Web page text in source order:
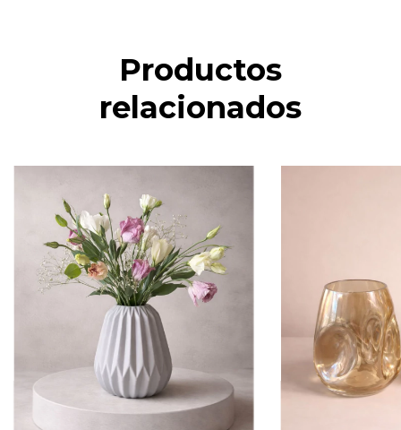
Productos
relacionados